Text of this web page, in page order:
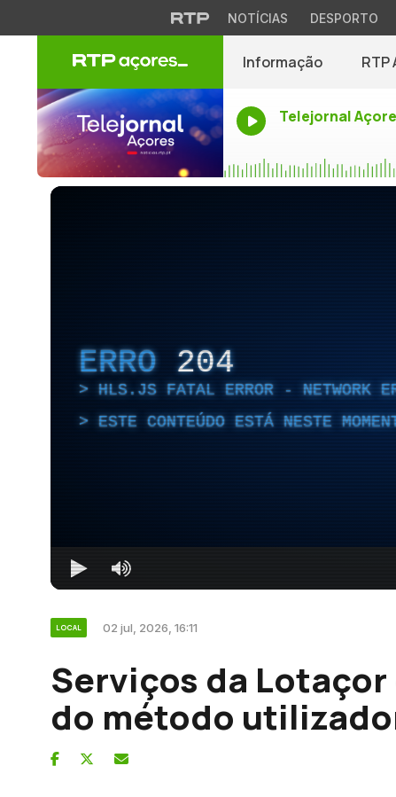
NOTÍCIAS DESPORTO
Informação RTP
Telejornal
ERRO 204
HLS.JS FATAL ERROR - NETWORK
ESTE CONTEÚDO ESTÁ NESTE
LOCAL 02 jul, 2026, 16:11
Serviços da
do método